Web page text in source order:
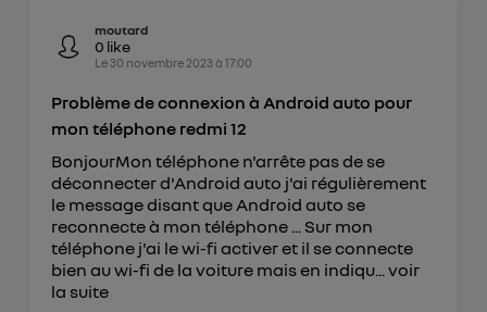
moutard
0 like
Le 30 novembre 2023 à 17:00
Problème de connexion à Android auto pour
mon téléphone redmi 12
BonjourMon téléphone n'arrête pas de se
déconnecter d'Android auto j'ai régulièrement
le message disant que Android auto se
reconnecte à mon téléphone ... Sur mon
téléphone j'ai le wi-fi activer et il se connecte
bien au wi-fi de la voiture mais en indiqu... voir
la suite
Vous pouvez à tout moment retirer ce
consentement surle portail d’Utiq
Pour plus d'informations, veuillez consulter
Politique d'information sur les données
personnelles d'Utiq.